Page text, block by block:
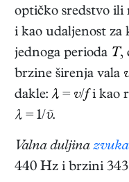
optičko sredstvo ili
i kao udaljenost za
jednoga perioda T,
brzine širenja vala
dakle: λ = v/fi kao
λ = 1/ῦ.
Valna duljinazvuka
440 Hz i brzini 343